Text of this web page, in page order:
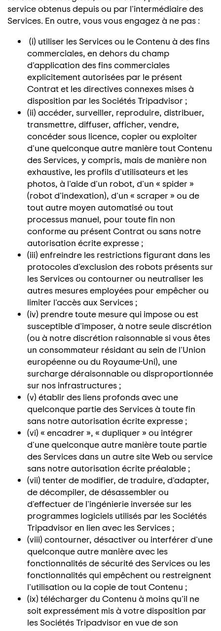
service obtenus depuis ou par l'intermédiaire des
Services. En outre, vous vous engagez à ne pas :
(i) utiliser les Services ou le Contenu à des fins
commerciales, en dehors du champ
d'application des fins commerciales
explicitement autorisées par le présent
Contrat et les directives connexes mises à
disposition par les Sociétés Tripadvisor ;
(ii) accéder, surveiller, reproduire, distribuer,
transmettre, diffuser, afficher, vendre,
concéder sous licence, copier ou exploiter
d'une quelconque autre manière tout Contenu
des Services, y compris, mais de manière non
exhaustive, les profils d'utilisateurs et les
photos, à l'aide d'un robot, d'un « spider »
(robot d'indexation), d'un « scraper » ou de
tout autre moyen automatisé ou tout
processus manuel, pour toute fin non
conforme au présent Contrat ou sans notre
autorisation écrite expresse ;
(iii) enfreindre les restrictions figurant dans les
protocoles d'exclusion des robots présents sur
les Services ou contourner ou neutraliser les
autres mesures employées pour empêcher ou
limiter l'accès aux Services ;
(iv) prendre toute mesure qui impose ou est
susceptible d'imposer, à notre seule discrétion
(ou à notre discrétion raisonnable si vous êtes
un consommateur résidant au sein de l'Union
européenne ou du Royaume-Uni), une
surcharge déraisonnable ou disproportionnée
sur nos infrastructures ;
(v) établir des liens profonds avec une
quelconque partie des Services à toute fin
sans notre autorisation écrite expresse ;
(vi) « encadrer », « dupliquer » ou intégrer
d'une quelconque autre manière toute partie
des Services dans un autre site Web ou service
sans notre autorisation écrite préalable ;
(vii) tenter de modifier, de traduire, d'adapter,
de décompiler, de désassembler ou
d'effectuer de l'ingénierie inversée sur les
programmes logiciels utilisés par les Sociétés
Tripadvisor en lien avec les Services ;
(viii) contourner, désactiver ou interférer d'une
quelconque autre manière avec les
fonctionnalités de sécurité des Services ou les
fonctionnalités qui empêchent ou restreignent
l'utilisation ou la copie de tout Contenu ;
(ix) télécharger du Contenu à moins qu'il ne
soit expressément mis à votre disposition par
les Sociétés Tripadvisor en vue de son